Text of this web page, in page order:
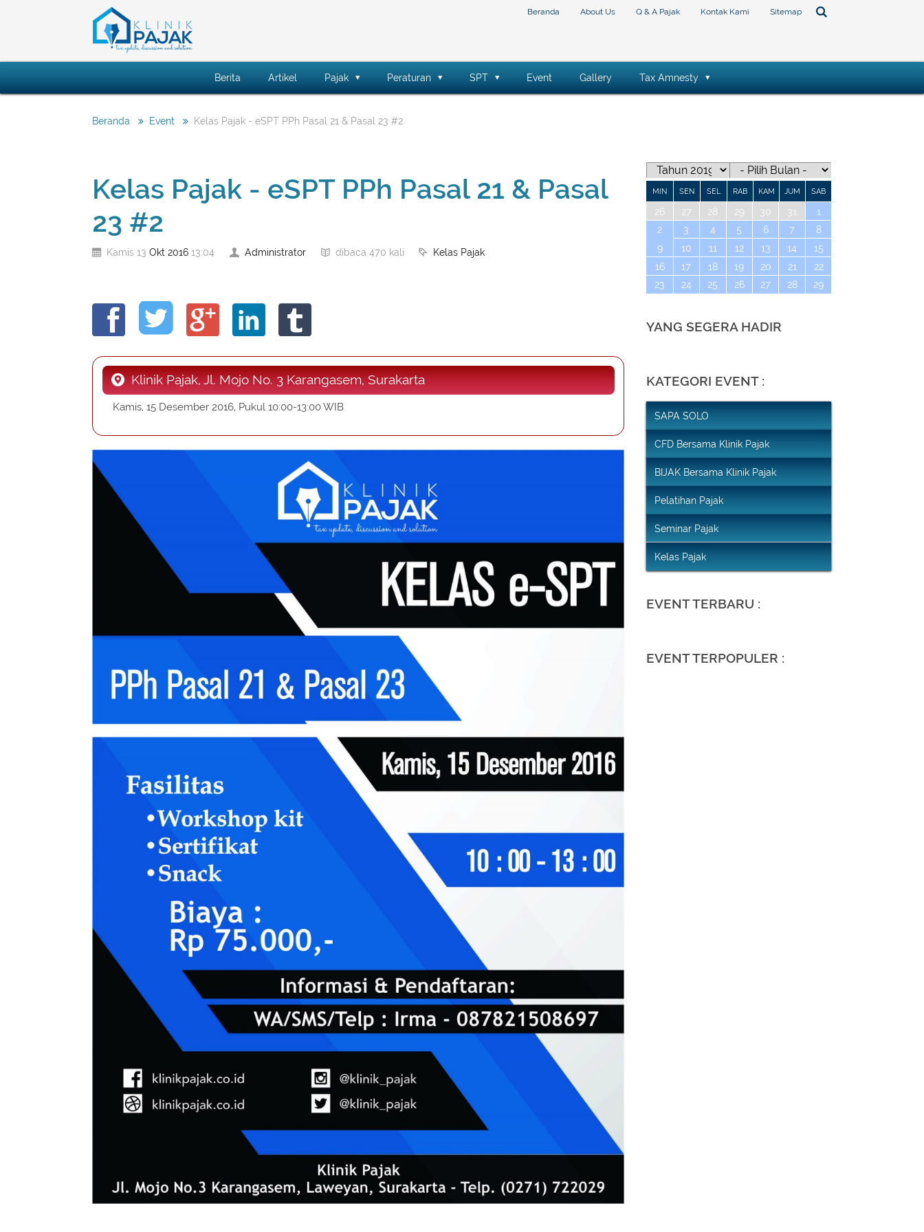
Beranda About Us Q & A Pajak Kontak Kami Sitemap
Berita Artikel Pajak Peraturan SPT Event Gallery Tax Amnesty
Beranda Event Kelas Pajak - eSPT PPh Pasal 21 & Pasal 23 #2
Kelas Pajak - eSPT PPh Pasal 21 & Pasal
23 #2
Kamis 13Okt 2016 13:04 Administrator dibaca 470 kali Kelas Pajak
Klinik Pajak, Jl. Mojo No. 3 Karangasem, Surakarta
Kamis, 15 Desember 2016, Pukul 10:00-13:00 WIB
MIN SEN SEL RAB KAM JUM SAB
26 27 28 29 30 31
1
2
3 4 5 6 7
8
9
10 11 12 13 14
15
16
17 18 19 20 21
22
23
24 25 26 27 28 29
YANG SEGERA HADIR
KATEGORI EVENT :
SAPA SOLO
CFD Bersama Klinik Pajak
BIJAK Bersama Klinik Pajak
Pelatihan Pajak
Seminar Pajak
Kelas Pajak
EVENT TERBARU :
EVENT TERPOPULER :